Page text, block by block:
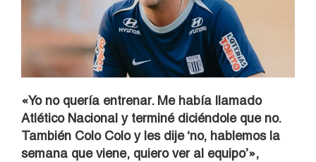
«Yo no quería entrenar. Me había llamado
Atlético Nacional y terminé diciéndole que no.
También Colo Colo y les dije ‘no, hablemos la
semana que viene, quiero ver al equipo’»,